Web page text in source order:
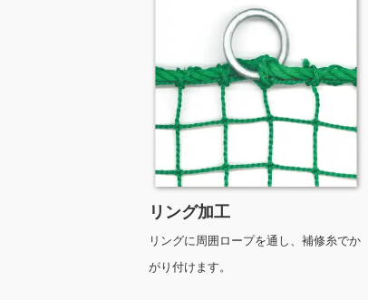
リング加工
リングに周囲ロープを通し、補修糸でか
がり付けます。